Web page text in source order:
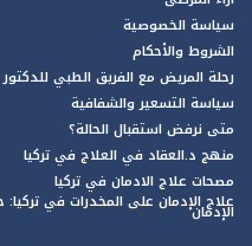
سياسة الخصوصية
الشروط والأحكام
رحلة المريض مع الفريق الطبي للدكتور
سياسة التسعير والشفافية
متى نرفض استقبال الحالة؟
منهج د.العقاد في العلاج في تركيا
مصحات علاج الادمان في تركيا
علاج الإدمان على المخدرات في
الإدمان